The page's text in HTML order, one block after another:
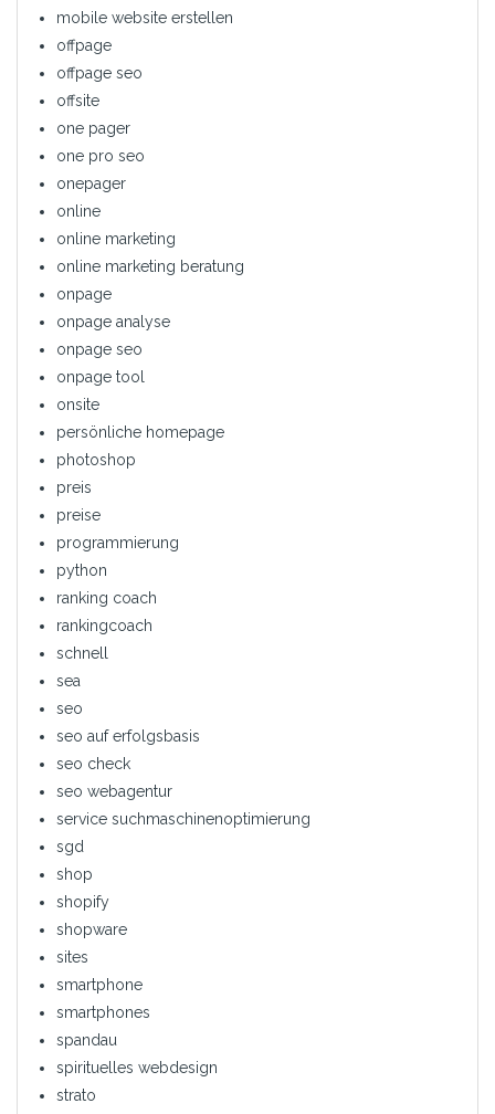
mobile website erstellen
offpage
offpage seo
offsite
one pager
one pro seo
onepager
online
online marketing
online marketing beratung
onpage
onpage analyse
onpage seo
onpage tool
onsite
persönliche homepage
photoshop
preis
preise
programmierung
python
ranking coach
rankingcoach
schnell
sea
seo
seo auf erfolgsbasis
seo check
seo webagentur
service suchmaschinenoptimierung
sgd
shop
shopify
shopware
sites
smartphone
smartphones
spandau
spirituelles webdesign
strato